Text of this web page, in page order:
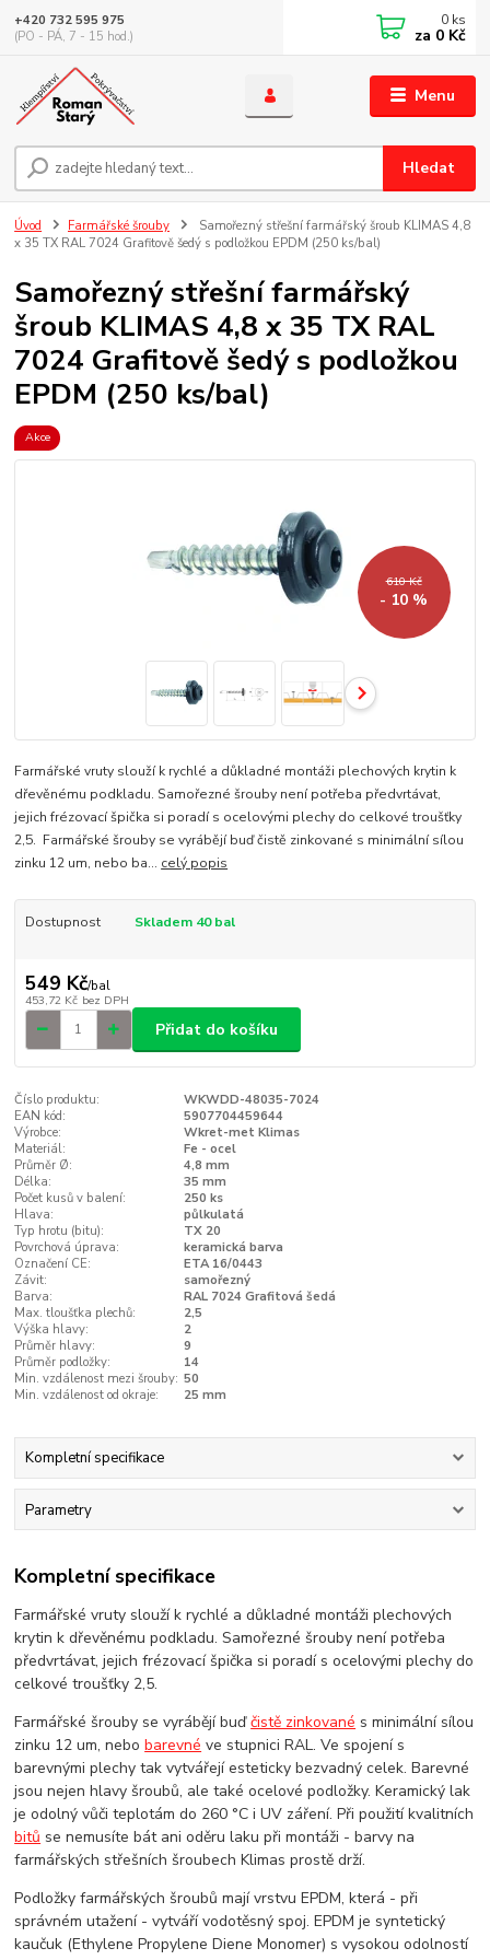
Menu
Hledat
+420 732 595 975
(PO - PÁ, 7 - 15 hod.)
0 ks
za 0 Kč
Úvod Farmářské šrouby
Samořezný střešní farmářský šroub KLIMAS 4,8
x 35 TX RAL 7024 Grafitově šedý s podložkou EPDM (250 ks/bal)
Samořezný střešní farmářský
šroub KLIMAS 4,8 x 35 TX RAL
7024 Grafitově šedý s podložkou
EPDM (250 ks/bal)
Akce
610 Kč
- 10 %
Farmářské vruty slouží k rychlé a důkladné montáži plechových krytin k
dřevěnému podkladu. Samořezné šrouby není potřeba předvrtávat,
jejich frézovací špička si poradí s ocelovými plechy do celkové troušťky
2,5. Farmářské šrouby se vyrábějí buď čistě zinkované s minimální sílou
zinku 12 um, nebo ba... celý popis
Dostupnost Skladem 40 bal
549 Kč/bal
453,72 Kč bez DPH
Přidat do košíku
Číslo produktu:
WKWDD-48035-7024
EAN kód:
5907704459644
Výrobce:
Wkret-met Klimas
Materiál:
Fe - ocel
Průměr Ø:
4,8 mm
Délka:
35 mm
Počet kusů v balení:
250 ks
Hlava:
půlkulatá
Typ hrotu (bitu):
TX 20
Povrchová úprava:
keramická barva
Označení CE:
ETA 16/0443
Závit:
samořezný
Barva:
RAL 7024 Grafitová šedá
Max. tloušťka plechů:
2,5
Výška hlavy:
2
Průměr hlavy:
9
Průměr podložky:
14
Min. vzdálenost mezi šrouby: 50
Min. vzdálenost od okraje:
25 mm
Kompletní specifikace
Parametry
Kompletní specifikace
Farmářské vruty slouží k rychlé a důkladné montáži plechových
krytin k dřevěnému podkladu. Samořezné šrouby není potřeba
předvrtávat, jejich frézovací špička si poradí s ocelovými plechy do
celkové troušťky 2,5.
Farmářské šrouby se vyrábějí buďčistě zinkované s minimální sílou
zinku 12 um, nebobarevné ve stupnici RAL. Ve spojení s
barevnými plechy tak vytvářejí esteticky bezvadný celek. Barevné
jsou nejen hlavy šroubů, ale také ocelové podložky. Keramický lak
je odolný vůči teplotám do 260 °C i UV záření. Při použití kvalitních
bitů se nemusíte bát ani oděru laku při montáži - barvy na
farmářských střešních šroubech Klimas prostě drží.
Podložky farmářských šroubů mají vrstvu EPDM, která - při
správném utažení - vytváří vodotěsný spoj. EPDM je syntetický
kaučuk (Ethylene Propylene Diene Monomer) s vysokou odolností